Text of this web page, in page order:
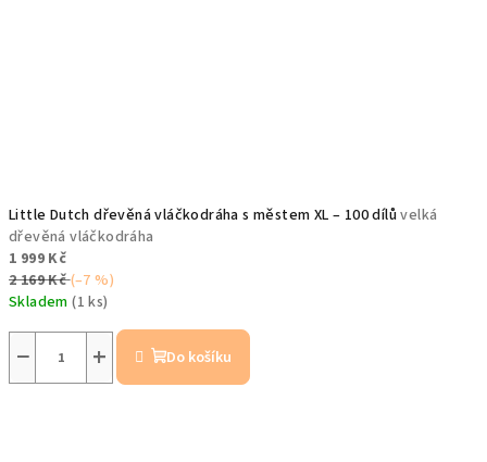
Little Dutch dřevěná vláčkodráha s městem XL – 100 dílůvelká
dřevěná vláčkodráha
1 999 Kč
2 169 Kč(–7 %)
Skladem(1 ks)
+
− Do košíku